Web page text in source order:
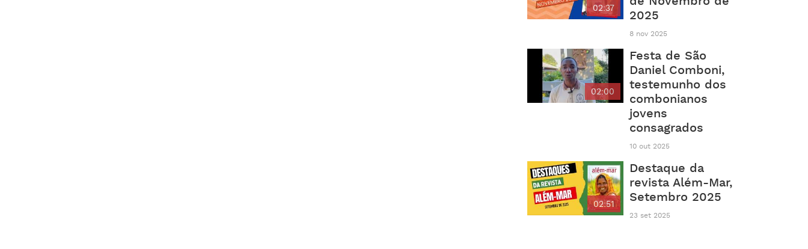
02:37
2025
8 nov 2025
02:00
Festa de São
Daniel Comboni,
testemunho dos
combonianos
jovens
consagrados
10 out 2025
02:51
Destaque da
revista Além-Mar,
Setembro 2025
23 set 2025